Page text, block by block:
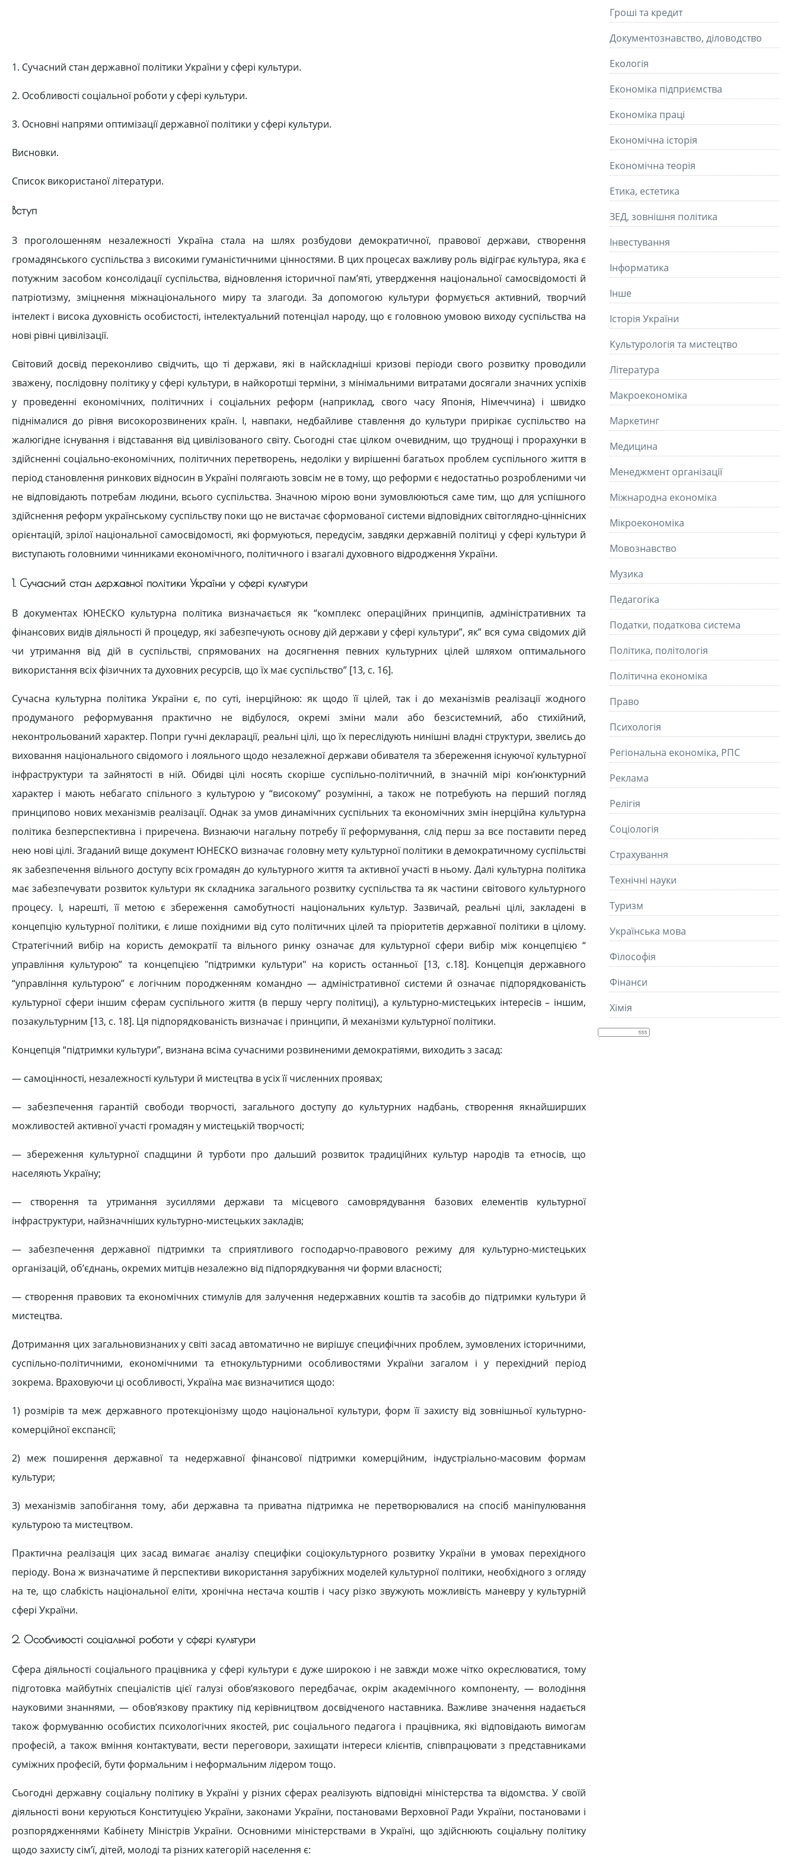
1. Сучасний стан державної політики України у сфері культури.
2. Особливості соціальної роботи у сфері культури.
3. Основні напрями оптимізації державної політики у сфері культури.
Висновки.
Список використаної літератури.
Вступ
З проголошенням незалежності Україна стала на шлях розбудови демократичної, правової держави, створення
громадянського суспільства з високими гуманістичними цінностями. В цих процесах важливу роль відіграє культура, яка є
потужним засобом консолідації суспільства, відновлення історичної пам’яті, утвердження національної самосвідомості й
патріотизму, зміцнення міжнаціонального миру та злагоди. За допомогою культури формується активний, творчий
інтелект і висока духовність особистості, інтелектуальний потенціал народу, що є головною умовою виходу суспільства на
нові рівні цивілізації.
Світовий досвід переконливо свідчить, що ті держави, які в найскладніші кризові періоди свого розвитку проводили
зважену, послідовну політику у сфері культури, в найкоротші терміни, з мінімальними витратами досягали значних успіхів
у проведенні економічних, політичних і соціальних реформ (наприклад, свого часу Японія, Німеччина) і швидко
піднімалися до рівня високорозвинених країн. І, навпаки, недбайливе ставлення до культури прирікає суспільство на
жалюгідне існування і відставання від цивілізованого світу. Сьогодні стає цілком очевидним, що труднощі і прорахунки в
здійсненні соціально-економічних, політичних перетворень, недоліки у вирішенні багатьох проблем суспільного життя в
період становлення ринкових відносин в Україні полягають зовсім не в тому, що реформи є недостатньо розробленими чи
не відповідають потребам людини, всього суспільства. Значною мірою вони зумовлюються саме тим, що для успішного
здійснення реформ українському суспільству поки що не вистачає сформованої системи відповідних світоглядно-ціннісних
орієнтацій, зрілої національної самосвідомості, які формуються, передусім, завдяки державній політиці у сфері культури й
виступають головними чинниками економічного, політичного і взагалі духовного відродження України.
1. Сучасний стан державної політики України у сфері культури
В документах ЮНЕСКО культурна політика визначається як “комплекс операційних принципів, адміністративних та
фінансових видів діяльності й процедур, які забезпечують основу дій держави у сфері культури”, як” вся сума свідомих дій
чи утримання від дій в суспільстві, спрямованих на досягнення певних культурних цілей шляхом оптимального
використання всіх фізичних та духовних ресурсів, що їх має суспільство” [13, с. 16].
Сучасна культурна політика України є, по суті, інерційною: як щодо її цілей, так і до механізмів реалізації жодного
продуманого реформування практично не відбулося, окремі зміни мали або безсистемний, або стихійний,
неконтрольований характер. Попри гучні декларації, реальні цілі, що їх переслідують нинішні владні структури, звелись до
виховання національного свідомого і лояльного щодо незалежної держави обивателя та збереження існуючої культурної
інфраструктури та зайнятості в ній. Обидві цілі носять скоріше суспільно-політичний, в значній мірі кон’юнктурний
характер і мають небагато спільного з культурою у “високому” розумінні, а також не потребують на перший погляд
принципово нових механізмів реалізації. Однак за умов динамічних суспільних та економічних змін інерційна культурна
політика безперспективна і приречена. Визнаючи нагальну потребу її реформування, слід перш за все поставити перед
нею нові цілі. Згаданий вище документ ЮНЕСКО визначає головну мету культурної політики в демократичному суспільстві
як забезпечення вільного доступу всіх громадян до культурного життя та активної участі в ньому. Далі культурна політика
має забезпечувати розвиток культури як складника загального розвитку суспільства та як частини світового культурного
процесу. І, нарешті, її метою є збереження самобутності національних культур. Зазвичай, реальні цілі, закладені в
концепцію культурної політики, є лише похідними від суто політичних цілей та пріоритетів державної політики в цілому.
Стратегічний вибір на користь демократії та вільного ринку означає для культурної сфери вибір між концепцією “
управління культурою” та концепцією "підтримки культури" на користь останньої [13, с.18]. Концепція державного
“управління культурою” є логічним породженням командно — адміністративної системи й означає підпорядкованість
культурної сфери іншим сферам суспільного життя (в першу чергу політиці), а культурно-мистецьких інтересів – іншим,
позакультурним [13, с. 18]. Ця підпорядкованість визначає і принципи, й механізми культурної політики.
Концепція “підтримки культури”, визнана всіма сучасними розвиненими демократіями, виходить з засад:
— самоцінності, незалежності культури й мистецтва в усіх її численних проявах;
— забезпечення гарантій свободи творчості, загального доступу до культурних надбань, створення якнайширших
можливостей активної участі громадян у мистецькій творчості;
— збереження культурної спадщини й турботи про дальший розвиток традиційних культур народів та етносів, що
населяють Україну;
— створення та утримання зусиллями держави та місцевого самоврядування базових елементів культурної
інфраструктури, найзначніших культурно-мистецьких закладів;
— забезпечення державної підтримки та сприятливого господарчо-правового режиму для культурно-мистецьких
організацій, об’єднань, окремих митців незалежно від підпорядкування чи форми власності;
— створення правових та економічних стимулів для залучення недержавних коштів та засобів до підтримки культури й
мистецтва.
Дотримання цих загальновизнаних у світі засад автоматично не вирішує специфічних проблем, зумовлених історичними,
суспільно-політичними, економічними та етнокультурними особливостями України загалом і у перехідний період
зокрема. Враховуючи ці особливості, Україна має визначитися щодо:
1) розмірів та меж державного протекціонізму щодо національної культури, форм її захисту від зовнішньої культурно-
комерційної експансії;
2) меж поширення державної та недержавної фінансової підтримки комерційним, індустріально-масовим формам
культури;
3) механізмів запобігання тому, аби державна та приватна підтримка не перетворювалися на спосіб маніпулювання
культурою та мистецтвом.
Практична реалізація цих засад вимагає аналізу специфіки соціокультурного розвитку України в умовах перехідного
періоду. Вона ж визначатиме й перспективи використання зарубіжних моделей культурної політики, необхідного з огляду
на те, що слабкість національної еліти, хронічна нестача коштів і часу різко звужують можливість маневру у культурній
сфері України.
2. Особливості соціальної роботи у сфері культури
Сфера діяльності соціального працівника у сфері культури є дуже широкою і не завжди може чітко окреслюватися, тому
підготовка майбутніх спеціалістів цієї галузі обов’язкового передбачає, окрім академічного компоненту, — володіння
науковими знаннями, — обов’язкову практику під керівництвом досвідченого наставника. Важливе значення надається
також формуванню особистих психологічних якостей, рис соціального педагога і працівника, які відповідають вимогам
професій, а також вміння контактувати, вести переговори, захищати інтереси клієнтів, співпрацювати з представниками
суміжних професій, бути формальним і неформальним лідером тощо.
Сьогодні державну соціальну політику в Україні у різних сферах реалізують відповідні міністерства та відомства. У своїй
діяльності вони керуються Конституцією України, законами України, постановами Верховної Ради України, постановами і
розпорядженнями Кабінету Міністрів України. Основними міністерствами в Україні, що здійснюють соціальну політику
щодо захисту сім’ї, дітей, молоді та різних категорій населення є:
Гроші та кредит
Документознавство, діловодство
Екологія
Економіка підприємства
Економіка праці
Економічна історія
Економічна теорія
Етика, естетика
ЗЕД, зовнішня політика
Інвестування
Інформатика
Інше
Історія України
Культурологія та мистецтво
Літературa
Макроекономіка
Маркетинг
Медицина
Менеджмент організації
Міжнародна економіка
Мікроекономіка
Мовознавство
Музика
Педагогіка
Податки, податкова система
Політика, політологія
Політична економіка
Право
Психологія
Регіональна економіка, РПС
Реклама
Релігія
Соціологія
Страхування
Технічні науки
Туризм
Українська мова
Філософія
Фінанси
Хімія